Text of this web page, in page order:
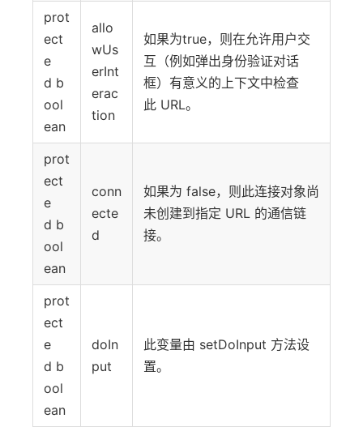
prot
ect
e
d b
ool
ean
allo
wUs
erInt
erac
tion
如果为true，则在允许用户交
互（例如弹出身份验证对话
框）有意义的上下文中检查
此 URL。
prot
ect
e
d b
ool
ean
conn
ecte
d
如果为 false，则此连接对象尚
未创建到指定 URL 的通信链
接。
prot
ect
e
d b
ool
ean
doIn
put
此变量由 setDoInput 方法设
置。